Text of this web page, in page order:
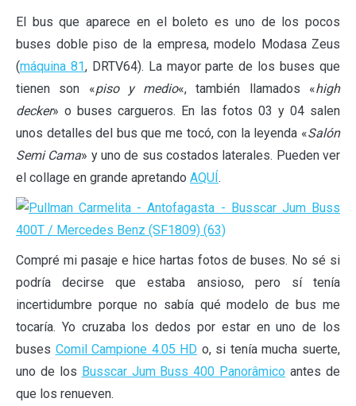
El bus que aparece en el boleto es uno de los pocos
buses doble piso de la empresa, modelo Modasa Zeus
(máquina 81, DRTV64). La mayor parte de los buses que
tienen son «piso y medio«, también llamados «high
decker» o buses cargueros. En las fotos 03 y 04 salen
unos detalles del bus que me tocó, con la leyenda «Salón
Semi Cama» y uno de sus costados laterales. Pueden ver
el collage en grande apretando AQUÍ.
Compré mi pasaje e hice hartas fotos de buses. No sé si
podría decirse que estaba ansioso, pero sí tenía
incertidumbre porque no sabía qué modelo de bus me
tocaría. Yo cruzaba los dedos por estar en uno de los
buses Comil Campione 4.05 HD o, si tenía mucha suerte,
uno de los Busscar Jum Buss 400 Panorâmico antes de
que los renueven.